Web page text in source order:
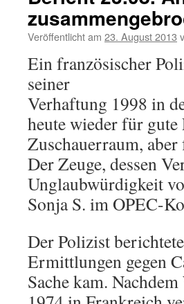
Veröffentlicht am 23. August 2013
Ein französischer
seiner
Verhaftung 1998 in
heute wieder für
Zuschauerraum,
Der Zeuge, dessen
Unglaubwürdigkeit
Sonja S. im OPEC-
Der Polizist
Ermittlungen gegen
Sache kam.